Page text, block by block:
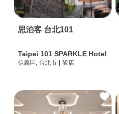
思泊客 台北101
Taipei 101 SPARKLE Hotel
信義區, 台北市 飯店